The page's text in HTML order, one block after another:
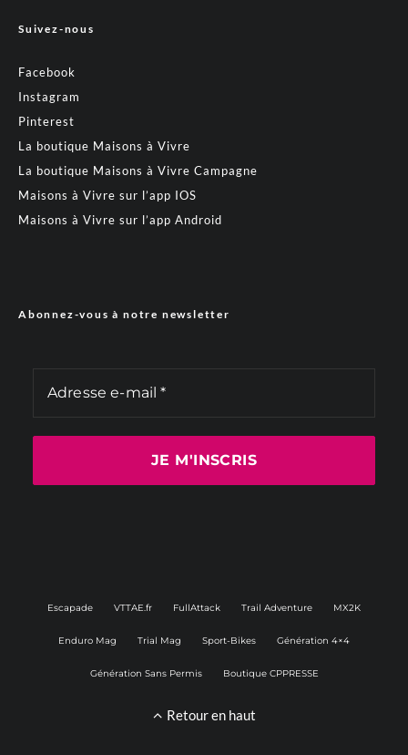
Suivez-nous
Facebook
Instagram
Pinterest
La boutique Maisons à Vivre
La boutique Maisons à Vivre Campagne
Maisons à Vivre sur l’app IOS
Maisons à Vivre sur l’app Android
Abonnez-vous à notre newsletter
Escapade VTTAE.fr FullAttack Trail Adventure MX2K
Enduro Mag Trial Mag Sport-Bikes Génération 4×4
Génération Sans Permis Boutique CPPRESSE
Retour en haut